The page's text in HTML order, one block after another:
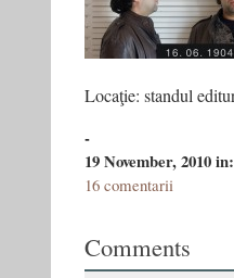
Locaţie: standul
-
19 November, 2010in:
16 comentarii
Comments